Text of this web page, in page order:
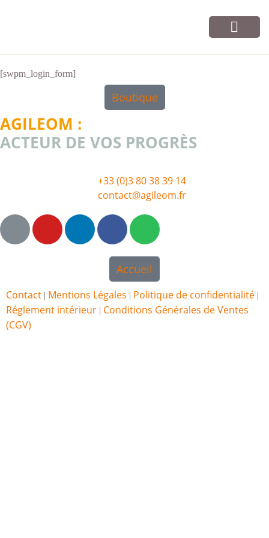
[swpm_login_form]
Boutique
AGILEOM :
ACTEUR DE VOS PROGRÈS
+33 (0)3 80 38 39 14
contact@agileom.fr
Accueil
Contact | Mentions Légales | Politique de confidentialité |
Réglement intérieur | Conditions Générales de Ventes
(CGV)